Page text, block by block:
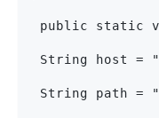
public static
String host =
String path =